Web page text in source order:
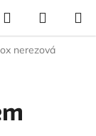
Hledat
KOŠÍK
nerezová